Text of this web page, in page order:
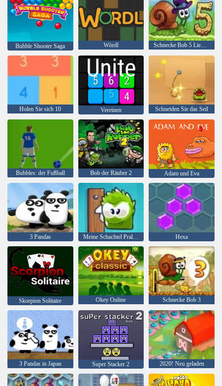
Bubble Shooter Saga Wördl Schnecke Bob 5 Liebesgeschichte
Holen Sie sich 10 Vereinen Schneiden Sie das Seil
Bubbles: der Fußball Bob der Räuber 2 Adam und Eva
3 Pandas Meine Schachtel Pralinen Hexa
Skorpion Solitaire Okey Online Schnecke Bob 3
3 Pandas in Japan Super Stacker 2 2020! Neu geladen